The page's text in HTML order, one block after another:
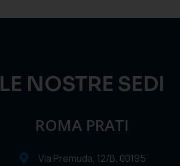
LE NOSTRE SEDI
ROMA PRATI
Via Premuda, 12/B, 00195